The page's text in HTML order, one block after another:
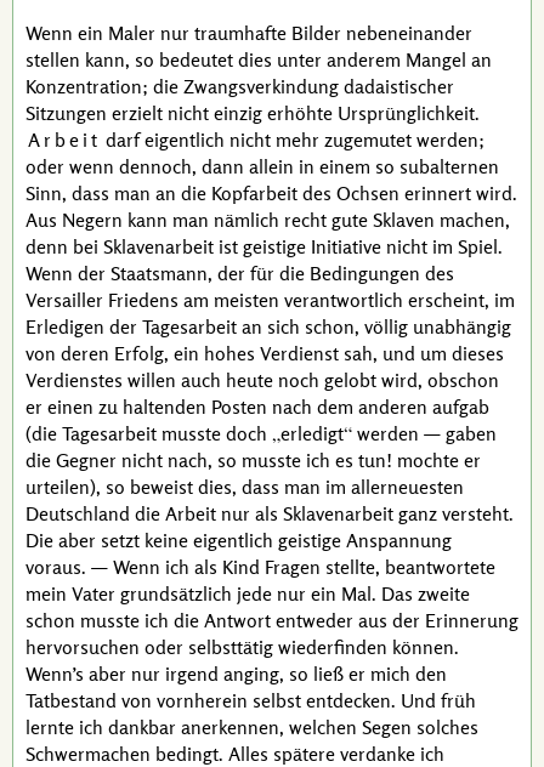
Wenn ein Maler nur traumhafte Bilder nebeneinander
stellen kann, so bedeutet dies unter anderem Mangel an
Konzentration; die Zwangsverkindung dadaistischer
Sitzungen erzielt nicht einzig erhöhte Ursprünglichkeit.
Arbeit darf eigentlich nicht mehr zugemutet werden;
oder wenn dennoch, dann allein in einem so subalternen
Sinn, dass man an die Kopfarbeit des Ochsen erinnert wird.
Aus Negern kann man nämlich recht gute Sklaven machen,
denn bei Sklavenarbeit ist geistige Initiative nicht im Spiel.
Wenn der Staatsmann, der für die Bedingungen des
Versailler Friedens am meisten verantwortlich erscheint, im
Erledigen der Tagesarbeit an sich schon, völlig unabhängig
von deren Erfolg, ein hohes Verdienst sah, und um dieses
Verdienstes willen auch heute noch gelobt wird, obschon
er einen zu haltenden Posten nach dem anderen aufgab
(die Tagesarbeit musste doch erledigt werden — gaben
die Gegner nicht nach, so musste ich es tun! mochte er
urteilen), so beweist dies, dass man im allerneuesten
Deutschland die Arbeit nur als Sklavenarbeit ganz versteht.
Die aber setzt keine eigentlich geistige Anspannung
voraus. — Wenn ich als Kind Fragen stellte, beantwortete
mein Vater grundsätzlich jede nur ein Mal. Das zweite
schon musste ich die Antwort entweder aus der Erinnerung
hervorsuchen oder selbsttätig wiederfinden können.
Wenn’s aber nur irgend anging, so ließ er mich den
Tatbestand von vornherein selbst entdecken. Und früh
lernte ich dankbar anerkennen, welchen Segen solches
Schwermachen bedingt. Alles spätere verdanke ich